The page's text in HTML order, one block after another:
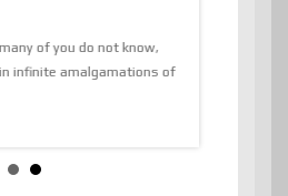
of you do not know,
infinite amalgamations of